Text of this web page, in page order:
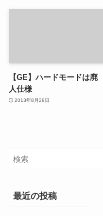
【GE】ハードモードは廃
人仕様
2013年8月29日
最近の投稿